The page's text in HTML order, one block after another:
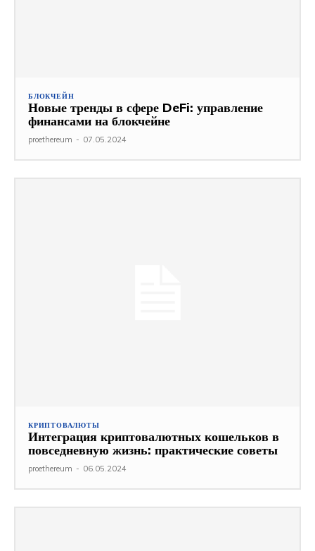
БЛОКЧЕЙН
Новые тренды в сфере DeFi: управление
финансами на блокчейне
proethereum - 07.05.2024
КРИПТОВАЛЮТЫ
Интеграция криптовалютных кошельков в
повседневную жизнь: практические советы
proethereum - 06.05.2024